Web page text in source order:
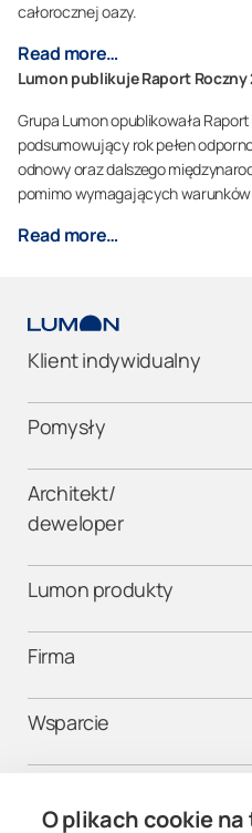
O plikach cookie
całorocznej oazy.
Read more…
Lumon publikuje Raport Roczny
Grupa Lumon opublikowała
podsumowujący rok pełen
odnowy oraz dalszego
pomimo wymagających
Read more…
Klient indywidualny
Pomysły
Architekt/
deweloper
Lumon produkty
Firma
Wsparcie